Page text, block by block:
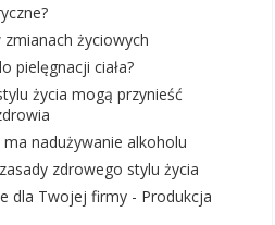
życiowych
pielęgnacji ciała?
życia mogą przynieść
nadużywanie alkoholu
zdrowego stylu życia
dla Twojej firmy - Produkcja